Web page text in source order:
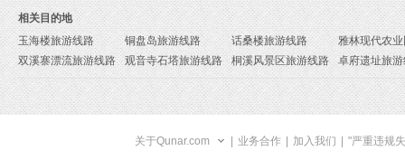
相关目的地
玉海楼旅游线路
铜盘岛旅游线路
话桑楼旅游线路
双溪寨漂流旅游线路
观音寺石塔旅游线路 桐溪风景区旅游线路 卓府遗址旅
关于Qunar.com 业务合作 加入我们 "严重违规